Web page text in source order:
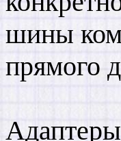
шины
прямого